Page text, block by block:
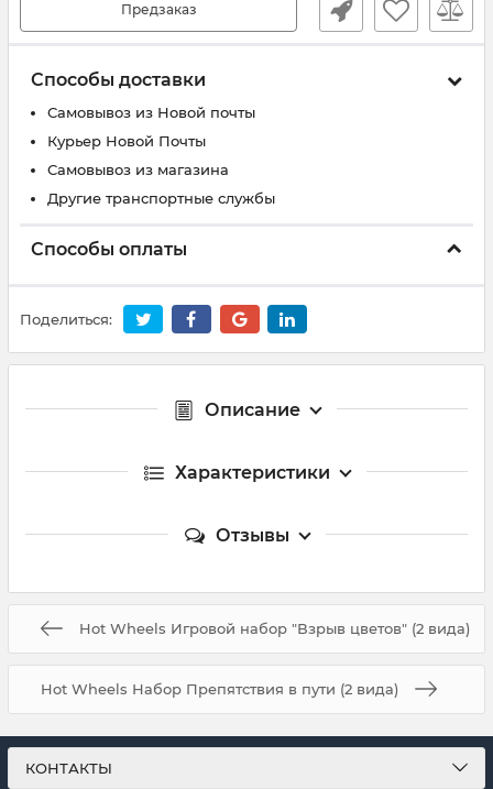
Предзаказ
Способы доставки
Самовывоз из Новой почты
Курьер Новой Почты
Самовывоз из магазина
Другие транспортные службы
Способы оплаты
Поделиться:
Описание
Характеристики
Отзывы
Hot Wheels Игровой набор "Взрыв цветов" (2 вида)
Hot Wheels Набор Препятствия в пути (2 вида)
КОНТАКТЫ